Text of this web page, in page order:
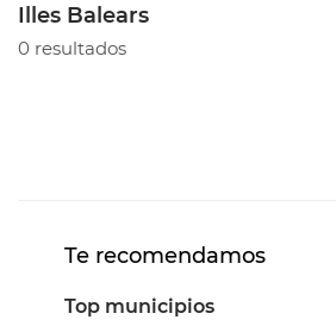
Illes Balears
0 resultados
Te recomendamos
Top municipios